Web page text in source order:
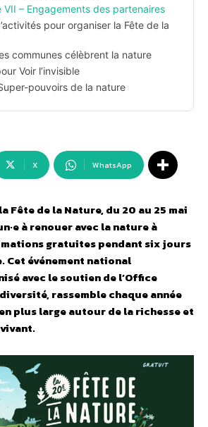
VII – Engagements des partenaires
pour organiser la Fête de la
communes célèbrent la nature
Voir l’invisible
pouvoirs de la nature
X WhatsApp
Fête de la Nature, du 20 au 25 mai
àrenouer avec la natureà
gratuites pendant six jours
. Cet événement national
avec le soutien de l’Office
rassemble chaque année
plus large autour de la richesse et